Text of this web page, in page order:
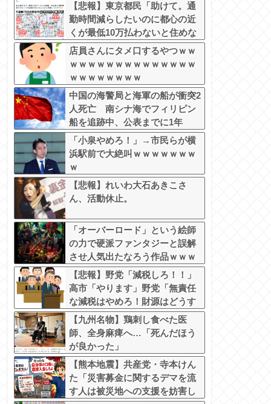
【悲報】東京都民「助けて。通
勤時間減らしたいのに都心の近
くが最低10万払わないと住めな
いの」
店員さんにタメ口するやつｗｗ
ｗｗｗｗｗｗｗｗｗｗｗｗｗｗ
ｗｗｗｗｗｗｗｗ
中国の海警局と海軍の船が衝突2
人死亡 南シナ海でフィリピン
船を追跡中、公表までに1年
「小泉やめろ！」→市民らが横
浜駅前で大絶叫ｗｗｗｗｗｗｗ
ｗ
【悲報】れいわ大石あきこさ
ん、活動休止。
「オーバーロード」という絵師
の力で硬派ファンタジーと誤解
させ人気出たなろう作品ｗｗｗ
ｗｗｗｗｗｗ
【悲報】野党「減税しろ！！」
高市「やります」野党「無責任
な減税はやめろ！財源はどうす
る????」
【九州名物】鶏刺し食べた医
師、全身麻痺へ…「死んだほう
が良かった」
【熊本地震】共産党・寺本けん
た「災害募金に関するデマを流
す人は被災地への支援を妨害し